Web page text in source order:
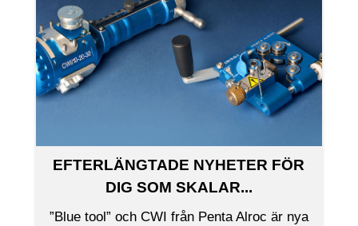
EFTERLÄNGTADE NYHETER FÖR
DIG SOM SKALAR...
”Blue tool” och CWI från Penta Alroc är nya